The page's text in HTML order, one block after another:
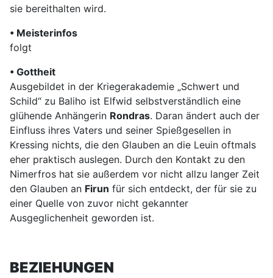
sie bereithalten wird.
• Meisterinfos
folgt
• Gottheit
Ausgebildet in der Kriegerakademie „Schwert und
Schild“ zu Baliho ist Elfwid selbstverständlich eine
glühende Anhängerin Rondras. Daran ändert auch der
Einfluss ihres Vaters und seiner Spießgesellen in
Kressing nichts, die den Glauben an die Leuin oftmals
eher praktisch auslegen. Durch den Kontakt zu den
Nimerfros hat sie außerdem vor nicht allzu langer Zeit
den Glauben an Firun für sich entdeckt, der für sie zu
einer Quelle von zuvor nicht gekannter
Ausgeglichenheit geworden ist.
BEZIEHUNGEN